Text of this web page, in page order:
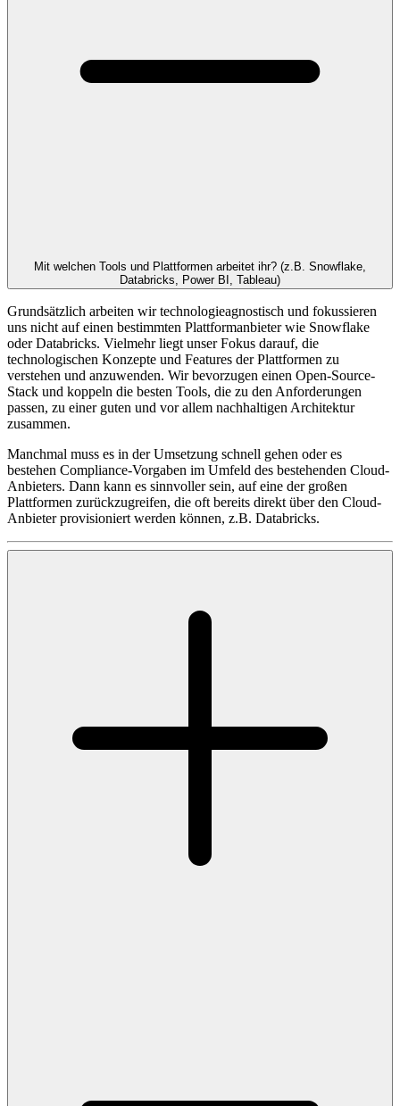
Mit welchen Tools und Plattformen arbeitet ihr? (z.B. Snowflake,
Databricks, Power BI, Tableau)
Grundsätzlich arbeiten wir technologieagnostisch und fokussieren
uns nicht auf einen bestimmten Plattformanbieter wie Snowflake
oder Databricks. Vielmehr liegt unser Fokus darauf, die
technologischen Konzepte und Features der Plattformen zu
verstehen und anzuwenden. Wir bevorzugen einen Open-Source-
Stack und koppeln die besten Tools, die zu den Anforderungen
passen, zu einer guten und vor allem nachhaltigen Architektur
zusammen.
Manchmal muss es in der Umsetzung schnell gehen oder es
bestehen Compliance-Vorgaben im Umfeld des bestehenden Cloud-
Anbieters. Dann kann es sinnvoller sein, auf eine der großen
Plattformen zurückzugreifen, die oft bereits direkt über den Cloud-
Anbieter provisioniert werden können, z.B. Databricks.